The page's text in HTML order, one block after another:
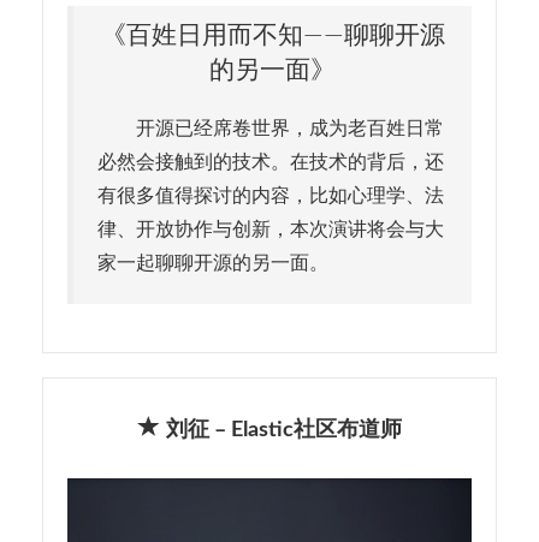
《百姓日用而不知——聊聊开源
的另一面》
开源已经席卷世界，成为老百姓日常
必然会接触到的技术。在技术的背后，还
有很多值得探讨的内容，比如心理学、法
律、开放协作与创新，本次演讲将会与大
家一起聊聊开源的另一面。
刘征 – Elastic社区布道师